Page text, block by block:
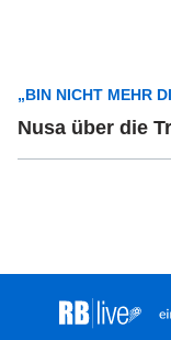
„BIN NICHT MEHR
Nusa über die